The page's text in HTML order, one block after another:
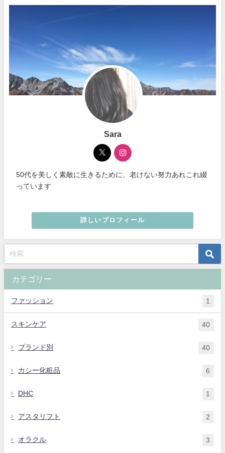
Sara
50代を美しく素敵に生きるために、老けない努力あれこれ綴
っています
詳しいプロフィール
カテゴリー
ファッション 1
スキンケア 40
ブランド別 40
カシー化粧品 6
DHC 1
アスタリフト 2
オラクル 3